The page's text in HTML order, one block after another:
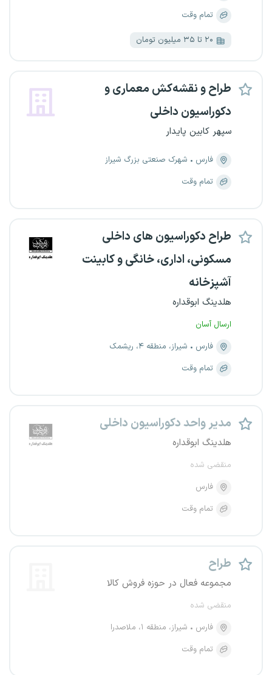
تمام وقت
۲۰ تا ۳۵ میلیون تومان
طراح و نقشه‌کش معماری و
دکوراسیون داخلی
سپهر کابین پایدار
فارس
شهرک صنعتی بزرگ شیراز
تمام وقت
طراح دکوراسیون های داخلی
مسکونی، اداری، خانگی و کابینت
آشپزخانه
هلدینگ ابوقداره
ارسال آسان
فارس
شیراز، منطقه ۴، ریشمک
تمام وقت
مدیر واحد دکوراسیون داخلی
هلدینگ ابوقداره
منقضی شده
فارس
تمام وقت
طراح
مجموعه فعال در حوزه فروش کالا
منقضی شده
فارس
شیراز، منطقه ۱، ملاصدرا
تمام وقت